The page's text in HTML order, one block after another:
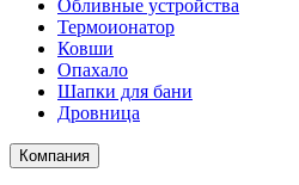
Обливные устройства
Термоионатор
Ковши
Опахало
Шапки для бани
Дровница
Компания